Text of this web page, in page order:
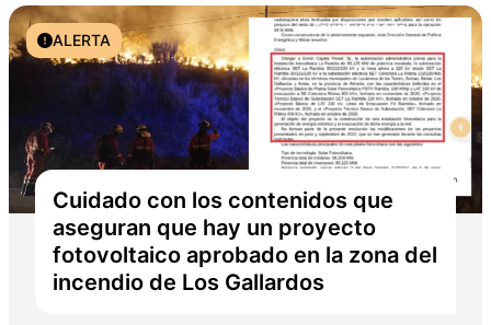
ALERTA
Cuidado con los contenidos que
aseguran que hay un proyecto
fotovoltaico aprobado en la zona del
incendio de Los Gallardos